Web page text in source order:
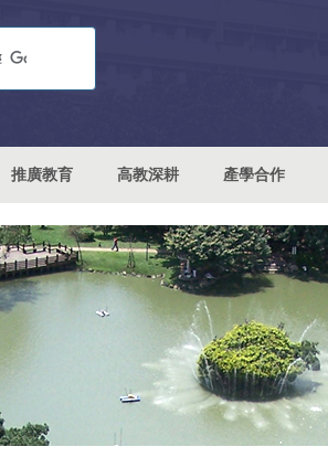
推廣教育 高教深耕 產學合作